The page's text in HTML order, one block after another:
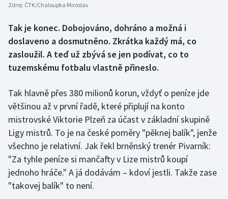
Biatlon
Boby a skeleton
Box
Dostihy
Florbal
Futsal
Golf
Aplikace ČT sport
AZ kvíz
Zdroj: ČTK/Chaloupka Miroslav
Tak je konec. Dobojováno, dohráno a možná i
doslaveno a dosmutněno. Zkrátka každý má, co
zasloužil. A teď už zbývá se jen podívat, co to
tuzemskému fotbalu vlastně přineslo.
Tak hlavně přes 380 milionů korun, vždyť o peníze jde
většinou až v první řadě, které připlují na konto
mistrovské Viktorie Plzeň za účast v základní skupině
Ligy mistrů. To je na české poměry "pěknej balík", jenže
všechno je relativní. Jak řekl brněnský trenér Pivarník:
"Za tyhle peníze si mančafty v Lize mistrů koupí
jednoho hráče." A já dodávám – kdoví jestli. Takže zase
"takovej balík" to není.